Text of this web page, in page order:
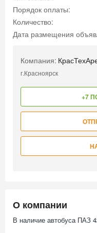
Порядок оплаты:
Количество:
Дата размещения
Компания:
г.Красноярск
+7
О компании
В наличие автобуса ПАЗ